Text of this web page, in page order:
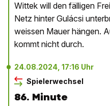
Wittek will den fälligen
Netz hinter Gulácsi
weissen Mauer hängen.
kommt nicht durch.
24.08.2024, 17:16 Uhr
Spielerwechsel
86. Minute